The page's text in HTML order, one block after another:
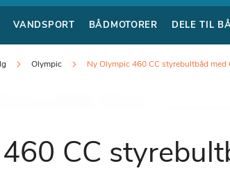
VANDSPORT BÅDMOTORER DELE TIL
Olympic Ny Olympic 460 CC styrebultbåd med
CC